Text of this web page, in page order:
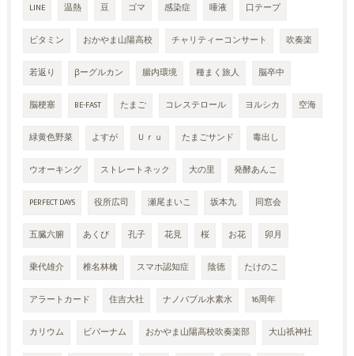
LINE 温熱 豆 ゴマ 感染症 唾液 口テープ
ビタミン おかやま山陽高校 チャリティーコンサート 吹奏楽
若返り βーグルカン 腸内環境 種まく旅人 脳卒中
脳梗塞 BE-FAST たまご コレステロール ヨルシカ 空海
緑黄色野菜 よすが Ｕｒｕ たまごサンド 毒出し
ウオーキング ストレートネック 大の里 発酵あんこ
PERFECT DAYS 役所広司 瀬尾まいこ 坂本九 同窓会
五臓六腑 あくび 孔子 花見 桜 お花 卯月
乗代雄介 椎名林檎 スマホ認知症 陰徳 たけのこ
アラートカード 住吉大社 ナノバブル水素水 16周年
カリウム ビバーナム おかやま山陽高校吹奏楽部 大山祇神社